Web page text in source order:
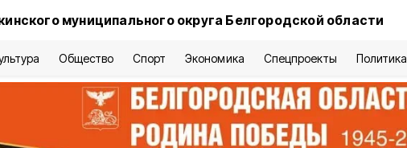
муниципального округа Белгородской области
Общество Спорт Экономика Спецпроекты Политика